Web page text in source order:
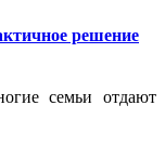
решение
семьи отдают